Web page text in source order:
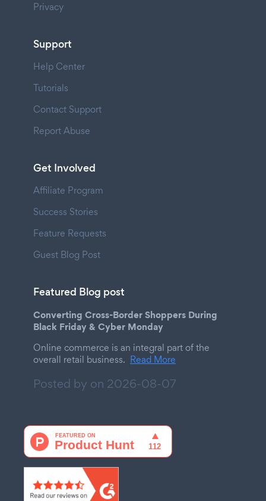
Privacy
Support
Help Center
Tutorials
Contact Support
Report Abuse
Get Involved
Affiliate Program
Success Stories
Feature Requests
Guest Blog Post
Featured Blog post
Converting Cross-Border Shoppers During
Black Friday & Cyber Monday
Online commerce is an integral part of the
overall retail business. Read More
Posted by on 2026-08-07